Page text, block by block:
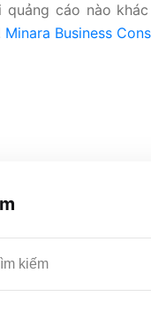
quảng cáo nào
Minara Business